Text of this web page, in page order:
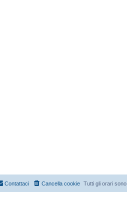
Tutti gli orari sono
Cancella cookie
Contattaci